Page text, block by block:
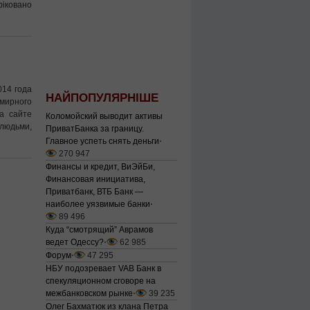
года
сайте
НАЙПОПУЛЯРНІШЕ
Коломойский выводит активы
ПриватБанка за границу.
Главное успеть снять деньги⋅
270 947
Финансы и кредит, ВиЭйБи,
Финансовая инициатива,
Приватбанк, ВТБ Банк —
наиболее уязвимые банки⋅
89 496
Куда “смотрящий” Аврамов
ведет Одессу?⋅
62 985
Форум⋅
47 295
НБУ подозревает VAB Банк в
спекуляционном сговоре на
межбанковском рынке⋅
39 235
Олег Бахматюк из клана Петра